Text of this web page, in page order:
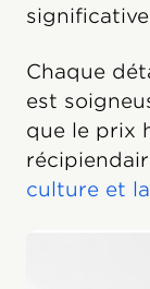
Chaque
est
que le prix
culture et